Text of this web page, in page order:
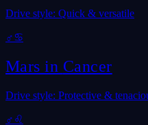
Drive style: Quick & versatile
♂♋
Mars in Cancer
Drive style: Protective &
♂ ♌